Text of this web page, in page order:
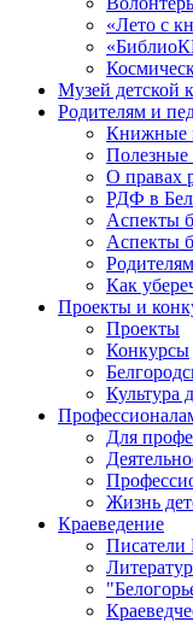
«Лето с
Музей детской
Родителям и
Книжные
Полезные
О правах
РДФ в
Аспекты
Аспекты
Как
Проекты и
Проекты
Конкурсы
Культура
Для
Жизнь
Краеведение
Писатели